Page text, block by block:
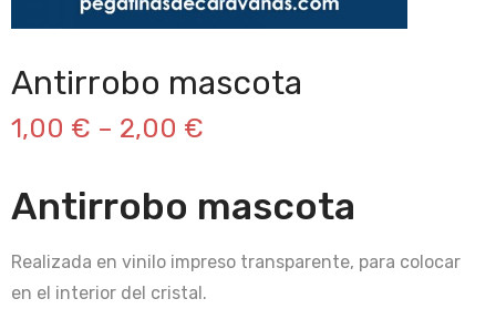
Antirrobo mascota
1,00 € – 2,00 €
Antirrobo mascota
Realizada en vinilo impreso transparente, para colocar
en el interior del cristal.